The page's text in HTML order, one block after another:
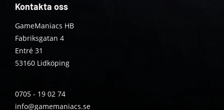
Kontakta oss
GameManiacs HB
Fabriksgatan 4
Entré 31
53160 Lidköping
0705 - 19 02 74
info@gamemaniacs.se